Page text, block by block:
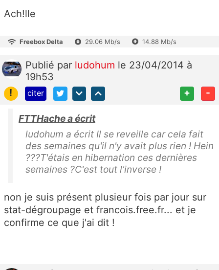
Ach!lle
Freebox Delta 29.06 Mb/s 14.88 Mb/s
Publié par ludohum le 23/04/2014 à
19h53
!
citer + -
FTTHache a écrit
ludohum a écrit Il se reveille car cela fait
des semaines qu'il n'y avait plus rien ! Hein
???T'étais en hibernation ces dernières
semaines ?C'est tout l'inverse !
non je suis présent plusieur fois par jour sur
stat-dégroupage et francois.free.fr... et je
confirme ce que j'ai dit !